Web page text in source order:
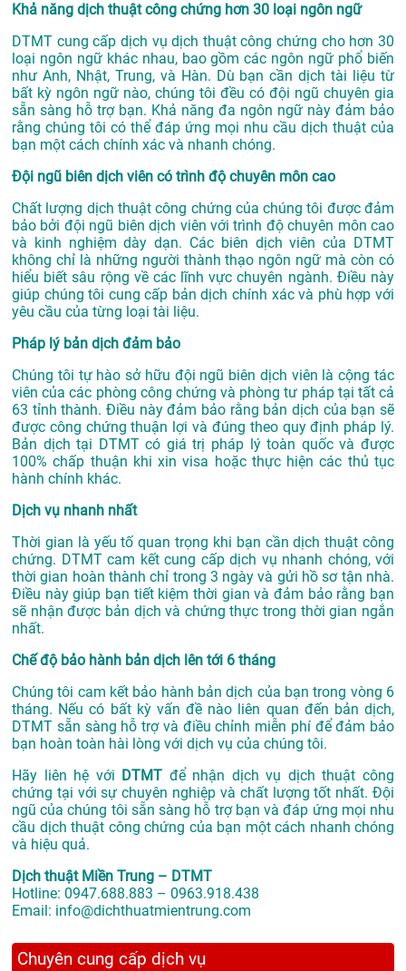
Khả năng dịch thuật công chứng hơn 30 loại ngôn ngữ
DTMT cung cấp dịch vụ dịch thuật công chứng cho hơn 30
loại ngôn ngữ khác nhau, bao gồm các ngôn ngữ phổ biến
như Anh, Nhật, Trung, và Hàn. Dù bạn cần dịch tài liệu từ
bất kỳ ngôn ngữ nào, chúng tôi đều có đội ngũ chuyên gia
sẵn sàng hỗ trợ bạn. Khả năng đa ngôn ngữ này đảm bảo
rằng chúng tôi có thể đáp ứng mọi nhu cầu dịch thuật của
bạn một cách chính xác và nhanh chóng.
Đội ngũ biên dịch viên có trình độ chuyên môn cao
Chất lượng dịch thuật công chứng của chúng tôi được đảm
bảo bởi đội ngũ biên dịch viên với trình độ chuyên môn cao
và kinh nghiệm dày dạn. Các biên dịch viên của DTMT
không chỉ là những người thành thạo ngôn ngữ mà còn có
hiểu biết sâu rộng về các lĩnh vực chuyên ngành. Điều này
giúp chúng tôi cung cấp bản dịch chính xác và phù hợp với
yêu cầu của từng loại tài liệu.
Pháp lý bản dịch đảm bảo
Chúng tôi tự hào sở hữu đội ngũ biên dịch viên là cộng tác
viên của các phòng công chứng và phòng tư pháp tại tất cả
63 tỉnh thành. Điều này đảm bảo rằng bản dịch của bạn sẽ
được công chứng thuận lợi và đúng theo quy định pháp lý.
Bản dịch tại DTMT có giá trị pháp lý toàn quốc và được
100% chấp thuận khi xin visa hoặc thực hiện các thủ tục
hành chính khác.
Dịch vụ nhanh nhất
Thời gian là yếu tố quan trọng khi bạn cần dịch thuật công
chứng. DTMT cam kết cung cấp dịch vụ nhanh chóng, với
thời gian hoàn thành chỉ trong 3 ngày và gửi hồ sơ tận nhà.
Điều này giúp bạn tiết kiệm thời gian và đảm bảo rằng bạn
sẽ nhận được bản dịch và chứng thực trong thời gian ngắn
nhất.
Chế độ bảo hành bản dịch lên tới 6 tháng
Chúng tôi cam kết bảo hành bản dịch của bạn trong vòng 6
tháng. Nếu có bất kỳ vấn đề nào liên quan đến bản dịch,
DTMT sẵn sàng hỗ trợ và điều chỉnh miễn phí để đảm bảo
bạn hoàn toàn hài lòng với dịch vụ của chúng tôi.
Hãy liên hệ với DTMT để nhận dịch vụ dịch thuật công
chứng tại với sự chuyên nghiệp và chất lượng tốt nhất. Đội
ngũ của chúng tôi sẵn sàng hỗ trợ bạn và đáp ứng mọi nhu
cầu dịch thuật công chứng của bạn một cách nhanh chóng
và hiệu quả.
Dịch thuật Miền Trung – DTMT
Hotline: 0947.688.883 – 0963.918.438
Email: info@dichthuatmientrung.com
Chuyên cung cấp dịch vụ